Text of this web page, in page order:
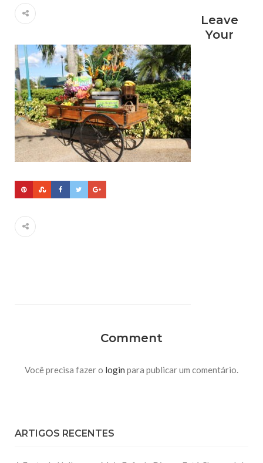
Leave
Your
Comment
Você precisa fazer o login para publicar um comentário.
ARTIGOS RECENTES